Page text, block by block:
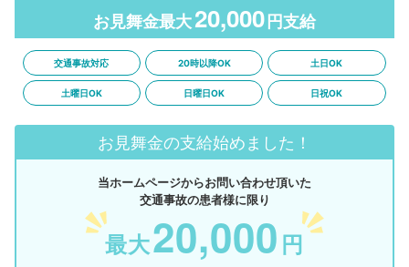
お見舞金最大20,000 円支給
交通事故対応 20時以降OK 土日OK
土曜日OK 日曜日OK 日祝OK
お見舞金の支給始めました！
当ホームページからお問い合わせ頂いた
交通事故の患者様に限り
最大20,000 円